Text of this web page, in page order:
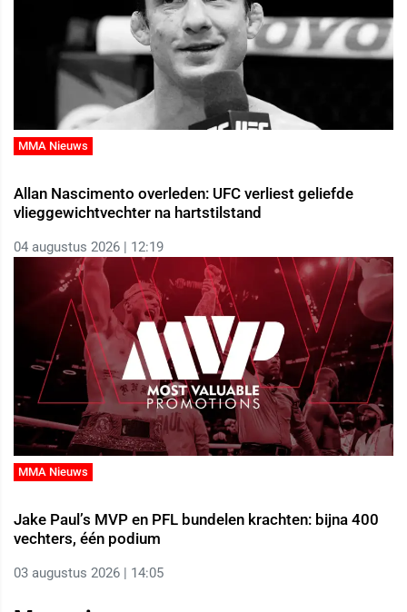
MMA Nieuws
Allan Nascimento overleden: UFC verliest geliefde
vlieggewichtvechter na hartstilstand
04 augustus 2026 | 12:19
MMA Nieuws
Jake Paul’s MVP en PFL bundelen krachten: bijna 400
vechters, één podium
03 augustus 2026 | 14:05